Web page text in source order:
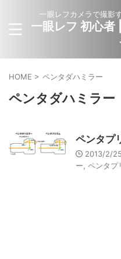
一眼レフカメラで撮影
一眼レフ 初心者
HOME > ペンタダハミラー
ペンタダハミラー
ペンタプ
2013/2/
ー ペンタプ